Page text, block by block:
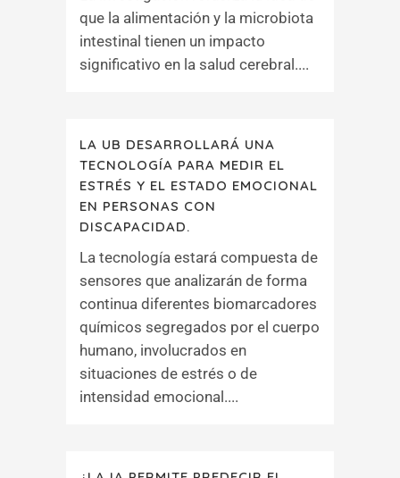
que la alimentación y la microbiota
intestinal tienen un impacto
significativo en la salud cerebral....
LA UB DESARROLLARÁ UNA
TECNOLOGÍA PARA MEDIR EL
ESTRÉS Y EL ESTADO EMOCIONAL
EN PERSONAS CON
DISCAPACIDAD.
La tecnología estará compuesta de
sensores que analizarán de forma
continua diferentes biomarcadores
químicos segregados por el cuerpo
humano, involucrados en
situaciones de estrés o de
intensidad emocional....